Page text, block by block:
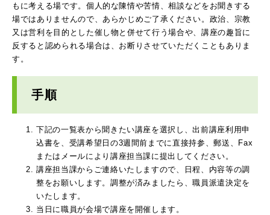
もに考える場です。個人的な陳情や苦情、相談などをお聞きする
場ではありませんので、あらかじめご了承ください。政治、宗教
又は営利を目的とした催し物と併せて行う場合や、講座の趣旨に
反すると認められる場合は、お断りさせていただくこともありま
す。
手順
下記の一覧表から聞きたい講座を選択し、出前講座利用申
込書を、受講希望日の3週間前までに直接持参、郵送、Fax
またはメールにより講座担当課に提出してください。
講座担当課からご連絡いたしますので、日程、内容等の調
整をお願いします。調整が済みましたら、職員派遣決定を
いたします。
当日に職員が会場で講座を開催します。